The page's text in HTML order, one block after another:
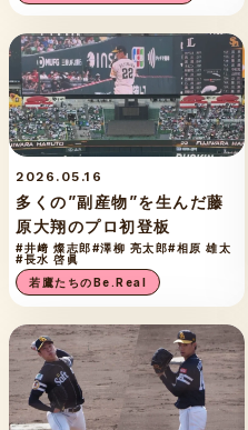
2026.05.16
多くの”副産物”を生んだ藤
原大翔のプロ初登板
#井﨑 燦志郎#澤柳 亮太郎#相原 雄太
#長水 啓眞
若鷹たちのBe.Real